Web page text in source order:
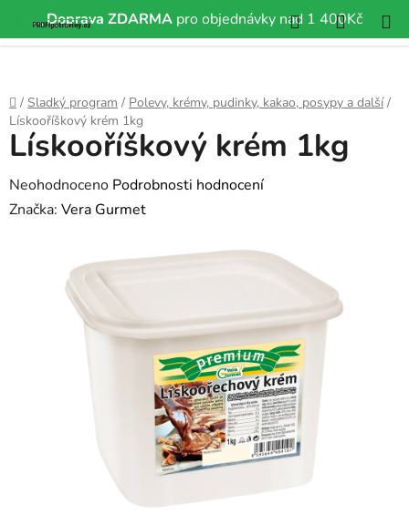
Doprava ZDARMA pro objednávky nad 1 400Kč
Přejít
Hledat
KOŠÍK
Domů
/ Sladký program / Polevy, krémy, pudinky, kakao, posypy a další /
Lískooříškový krém 1kg
Lískooříškový krém 1kg
Průměrné
hodnocení
Neohodnoceno Podrobnosti hodnocení
Značka: Vera Gurmet